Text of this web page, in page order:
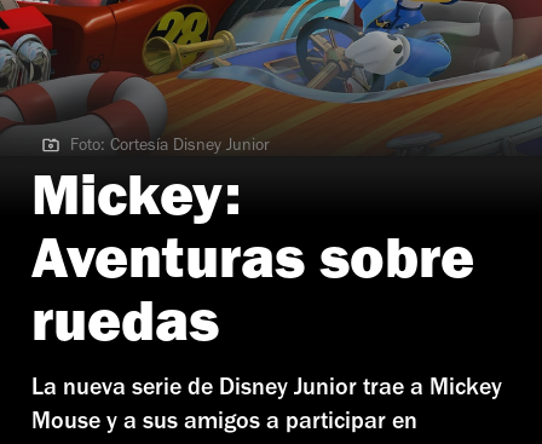
Foto: Cortesía Disney Junior
Foto: Cortesía Disney Junior
Mickey:
Aventuras sobre
ruedas
La nueva serie de Disney Junior trae a Mickey
Mouse y a sus amigos a participar en